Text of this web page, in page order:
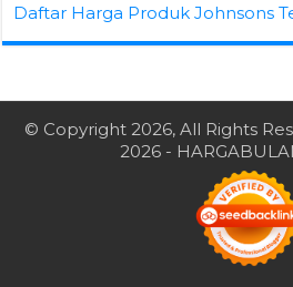
Daftar Harga Produk Johnsons
© Copyright 2026, All Rights
2026-